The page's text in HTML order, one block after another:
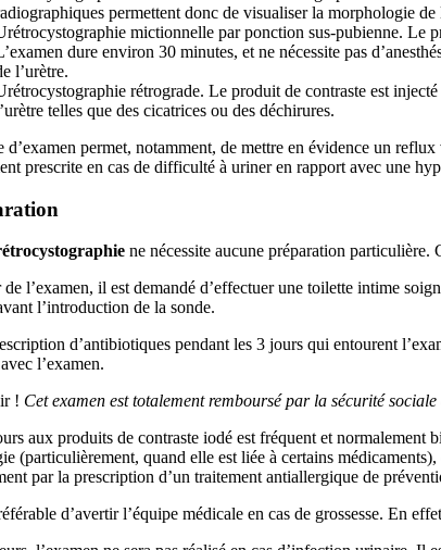
permettent donc de visualiser la morphologie
mictionnelle par ponction sus-pubienne. Le
dure environ 30 minutes, et ne nécessite pas
l’urètre.
rétrograde. Le produit de contraste est injecté
telles que des cicatrices ou des déchirures.
d’examen permet, notamment, de mettre en évidence un
prescrite en cas de difficulté à uriner en rapport avec une
ne nécessite aucune préparation particulière.
l’examen, il est demandé d’effectuer une toilette intime
l’introduction de la sonde.
d’antibiotiques pendant les 3 jours qui entourent
l’examen.
! Cet examen est totalement remboursé par la sécurité sociale
aux produits de contraste iodé est fréquent et normalement
(particulièrement, quand elle est liée à certains médicaments),
par la prescription d’un traitement antiallergique de
d’avertir l’équipe médicale en cas de grossesse. En